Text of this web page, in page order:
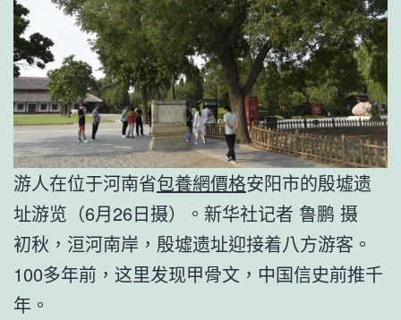
游人在位于河南省包養網價格安阳市的殷墟遗
址游览（6月26日摄）。新华社记者 鲁鹏 摄
初秋，洹河南岸，殷墟遗址迎接着八方游客。
100多年前，这里发现甲骨文，中国信史前推千
年。